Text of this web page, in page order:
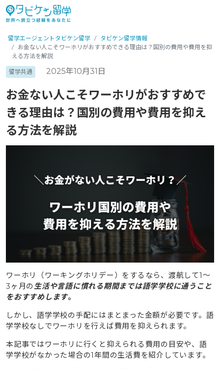
留学エージェントタビケン留学
タビケン留学情報
お金ない人こそワーホリがおすすめできる理由は？国別の費用や費用を抑
える方法を解説
留学共通 2025年10月31日
お金ない人こそワーホリがおすすめで
きる理由は？国別の費用や費用を抑え
る方法を解説
ワーホリ（ワーキングホリデー）をするなら、渡航して1〜
3ヶ月の生活や言語に慣れる期間までは語学学校に通うこと
をおすすめします。
しかし、語学学校の手配にはまとまった金額が必要です。語
学学校なしでワーホリを行えば費用を抑えられます。
本記事ではワーホリに行くと抑えられる費用の目安や、語
学学校がなかった場合の1年間の生活費を紹介しています。